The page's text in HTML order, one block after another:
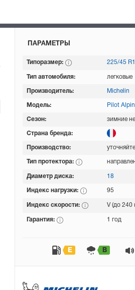
ПАРАМЕТРЫ
Типоразмер: 225/45
Тип автомобиля: легковые
Производитель: Michelin
Модель: Pilot
Сезон: зимние
Страна бренда:
Производство: уточняйте
Тип протектора:
Диаметр диска: 18
Индекс нагрузки: 95
Индекс скорости: V (до 240
Гарантия: 1 год
E B